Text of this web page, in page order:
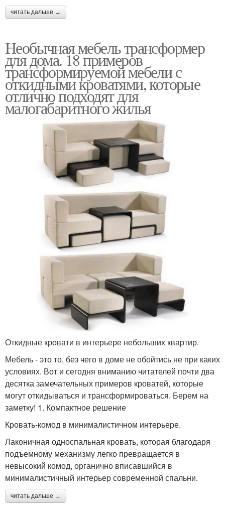
читать дальше →
Необычная мебель трансформер
для дома. 18 примеров
трансформируемой мебели с
откидными кроватями, которые
отлично подходят для
малогабаритного жилья
Откидные кровати в интерьере небольших квартир.
Мебель - это то, без чего в доме не обойтись не при каких
условиях. Вот и сегодня вниманию читателей почти два
десятка замечательных примеров кроватей, которые
могут откидываться и трансформироваться. Берем на
заметку! 1. Компактное решение
Кровать-комод в минималистичном интерьере.
Лаконичная односпальная кровать, которая благодаря
подъемному механизму легко превращается в
невысокий комод, органично вписавшийся в
минималистичный интерьер современной спальни.
читать дальше →